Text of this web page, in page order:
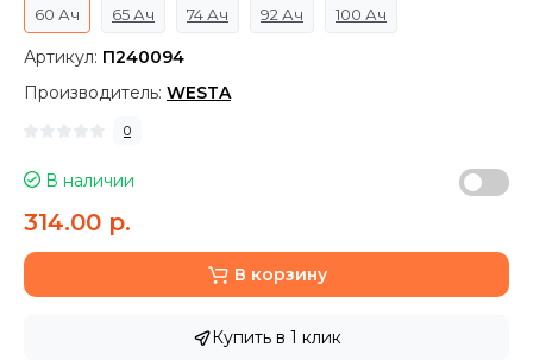
60 Ач 65 Ач 74 Ач 92 Ач 100 Ач
Артикул: П240094
Производитель: WESTA
0
В наличии
314.00 р.
В корзину
Купить в 1 клик